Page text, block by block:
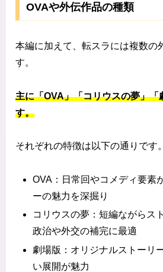
OVAや外伝作品の種類
本編に加えて、転スラには複数の
す。
主に「OVA」「コリウスの夢」「
す。
それぞれの特徴は以下の通りです。
OVA：日常回やコメディ要素
ーの魅力を深掘り
コリウスの夢：短編ながらス
政治や外交の補完に最適
劇場版：オリジナルストーリ
い展開が魅力